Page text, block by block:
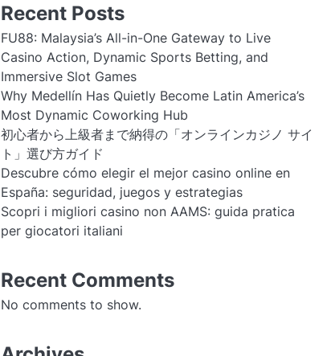
Recent Posts
FU88: Malaysia’s All-in-One Gateway to Live
Casino Action, Dynamic Sports Betting, and
Immersive Slot Games
Why Medellín Has Quietly Become Latin America’s
Most Dynamic Coworking Hub
初心者から上級者まで納得の「オンラインカジノ サイ
ト」選び方ガイド
Descubre cómo elegir el mejor casino online en
España: seguridad, juegos y estrategias
Scopri i migliori casino non AAMS: guida pratica
per giocatori italiani
Recent Comments
No comments to show.